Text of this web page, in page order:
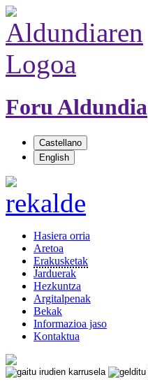
Foru Aldundia
Hasiera orria
Aretoa
Erakusketak
Jarduerak
Hezkuntza
Argitalpenak
Bekak
Informazioa jaso
Kontaktua